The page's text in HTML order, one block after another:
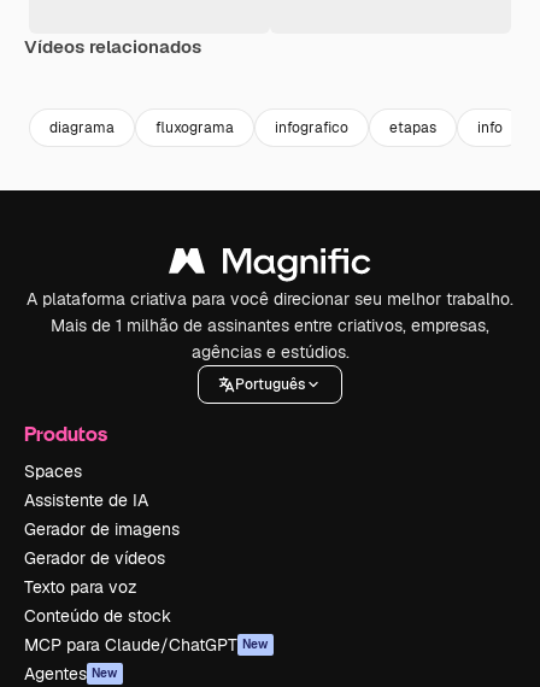
Vídeos relacionados
diagrama fluxograma infografico etapas info
A plataforma criativa para você direcionar seu melhor trabalho.
Mais de 1 milhão de assinantes entre criativos, empresas,
agências e estúdios.
Português
Produtos
Spaces
Assistente de IA
Gerador de imagens
Gerador de vídeos
Texto para voz
Conteúdo de stock
MCP para Claude/ChatGPT New
Agentes New